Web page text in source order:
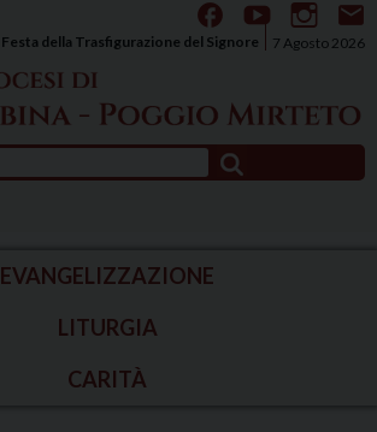
7 Agosto 2026
Festa della Trasfigurazione del Signore
EVANGELIZZAZIONE
LITURGIA
CARITÀ